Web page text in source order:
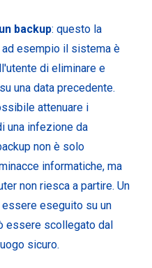
backup: questo la
esempio il sistema è
di eliminare e
una data precedente.
attenuare i
una infezione da
non è solo
informatiche, ma
non riesca a partire. Un
eseguito su un
essere scollegato dal
sicuro.